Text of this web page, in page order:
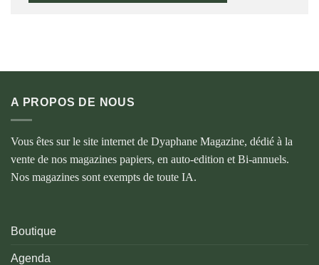
A PROPOS DE NOUS
Vous êtes sur le site internet de Dyaphane Magazine, dédié à la
vente de nos magazines papiers, en auto-edition et Bi-annuels.
Nos magazines sont exempts de toute IA.
Boutique
Agenda